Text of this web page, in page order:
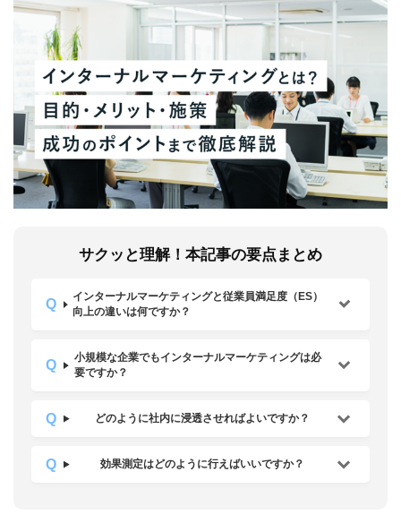
サクッと理解！本記事の要点まとめ
インターナルマーケティングと従業員満足度（ES）
向上の違いは何ですか？
小規模な企業でもインターナルマーケティングは必
要ですか？
どのように社内に浸透させればよいですか？
効果測定はどのように行えばいいですか？